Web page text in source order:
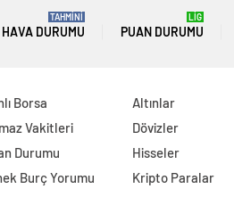
HAVA DURUMU
TAHMİNİ
PUAN DURUMU
LİG
Borsa
Vakitleri
Durumu
Burç Yorumu
Altınlar
Dövizler
Hisseler
Kripto Paralar